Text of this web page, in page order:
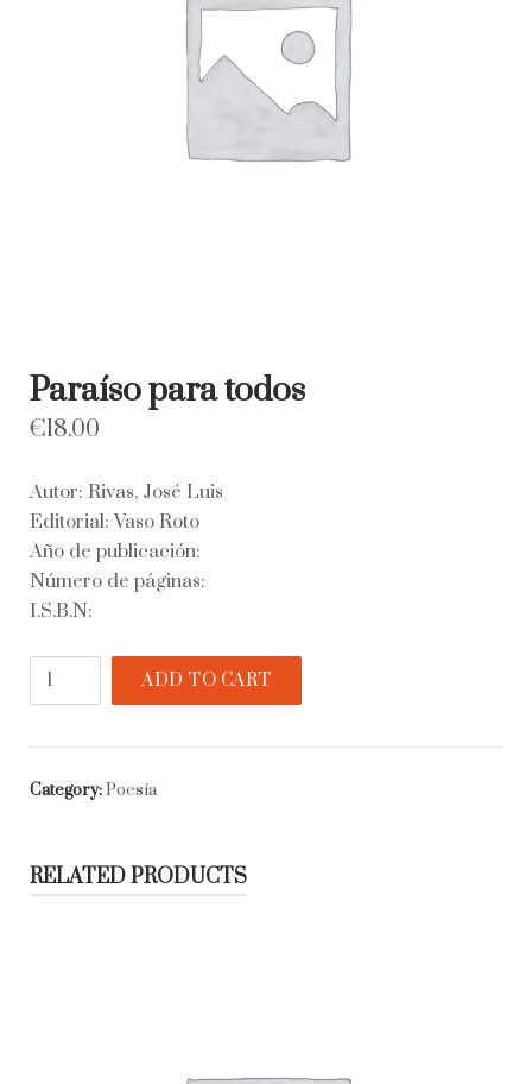
Paraíso para todos
€18.00
Autor: Rivas, José Luis
Editorial: Vaso Roto
Año de publicación:
Número de páginas:
I.S.B.N:
Paraíso
quantity
ADD TO CART
Category:Poesía
RELATED PRODUCTS